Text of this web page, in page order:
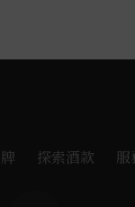
探索酒款 服